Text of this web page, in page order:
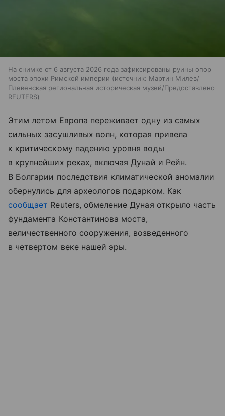
На снимке от 6 августа 2026 года зафиксированы руины опор
моста эпохи Римской империи
источник: Мартин Милев/
Плевенская региональная историческая музей/Предоставлено
REUTERS
Этим летом Европа переживает одну из самых
сильных засушливых волн, которая привела
к критическому падению уровня воды
в крупнейших реках, включая Дунай и Рейн.
В Болгарии последствия климатической аномалии
обернулись для археологов подарком. Как
сообщает Reuters, обмеление Дуная открыло часть
фундамента Константинова моста,
величественного сооружения, возведенного
в четвертом веке нашей эры.